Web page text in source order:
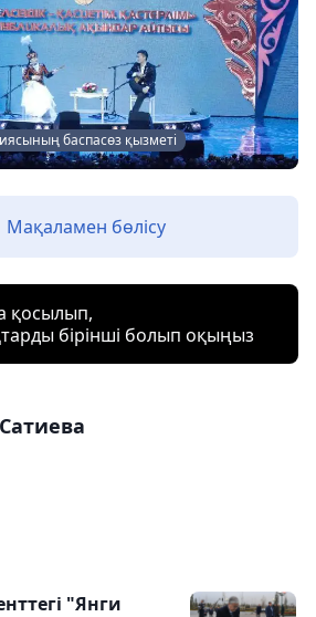
баспасөз қызметі
Мақаламен бөлісу
қосылып,
бірінші болып оқыңыз
"Янги